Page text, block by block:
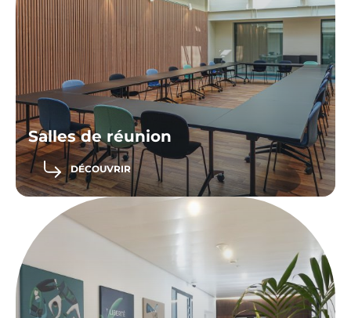
Salles de réunion
DÉCOUVRIR